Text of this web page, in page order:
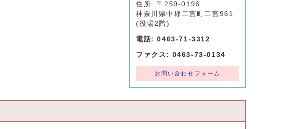
住所: 〒259-0196
神奈川県中郡二宮町二宮961
(役場2階)
電話: 0463-71-3312
ファクス: 0463-73-0134
お問い合わせフォーム